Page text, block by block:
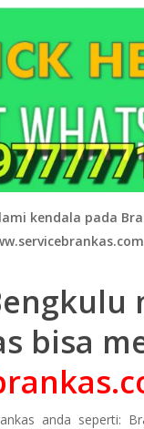
kendala pada
bisa
anda seperti: